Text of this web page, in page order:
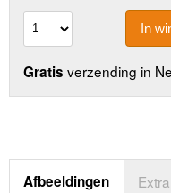
In
Gratis verzending in
Afbeeldingen